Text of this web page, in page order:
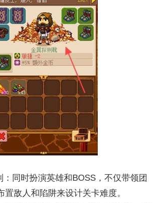
：同时扮演英雄和BOSS，不仅带领团
置敌人和陷阱来设计关卡难度。